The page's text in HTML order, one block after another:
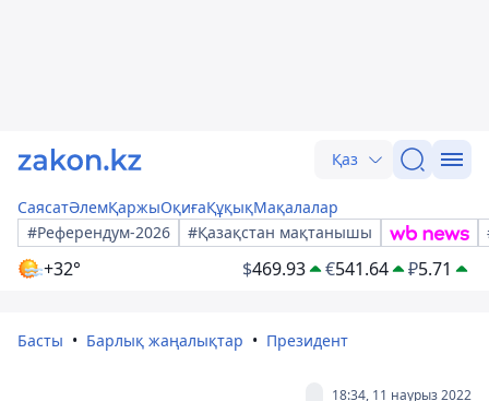
Қаз
СаясатӘлемҚаржыОқиғаҚұқықМақалалар
#Референдум-2026
#Қазақстан мақтанышы
+32° $469.93 €541.64 ₽5.71
Басты Барлық жаңалықтар Президент
18:34, 11 наурыз 2022